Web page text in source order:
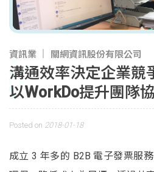
資訊業 關網資訊股份有限公司
溝通效率決定企業競
以WorkDo提升團隊
Posted on 2018-01-18
成立 3 年多的 B2B 電子發票服